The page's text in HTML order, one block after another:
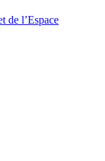
de l’Espace